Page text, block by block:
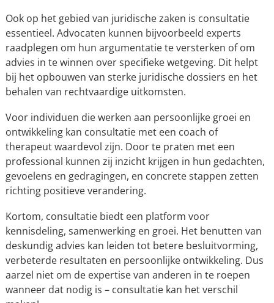
Ook op het gebied van juridische zaken is consultatie
essentieel. Advocaten kunnen bijvoorbeeld experts
raadplegen om hun argumentatie te versterken of om
advies in te winnen over specifieke wetgeving. Dit helpt
bij het opbouwen van sterke juridische dossiers en het
behalen van rechtvaardige uitkomsten.
Voor individuen die werken aan persoonlijke groei en
ontwikkeling kan consultatie met een coach of
therapeut waardevol zijn. Door te praten met een
professional kunnen zij inzicht krijgen in hun gedachten,
gevoelens en gedragingen, en concrete stappen zetten
richting positieve verandering.
Kortom, consultatie biedt een platform voor
kennisdeling, samenwerking en groei. Het benutten van
deskundig advies kan leiden tot betere besluitvorming,
verbeterde resultaten en persoonlijke ontwikkeling. Dus
aarzel niet om de expertise van anderen in te roepen
wanneer dat nodig is – consultatie kan het verschil